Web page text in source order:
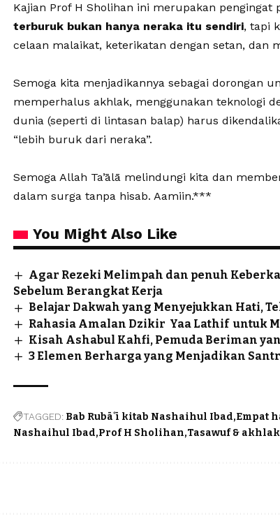
Kajian Prof H Sholihan ini merupakan
terburuk bukan hanya neraka itu sendiri, tapi
celaan malaikat, keterikatan dengan setan, dan
Semoga kita menjadikannya sebagai dorongan
memperhalus akhlak, menggunakan teknologi
dunia (seperti di lintasan balap) harus
“lebih buruk dari neraka”.
Semoga Allah Ta’ālā melindungi kita dan
dalam surga tanpa hisab. Aamiin.***
You Might Also Like
Agar Rezeki Melimpah dan penuh
Sebelum Berangkat Kerja
Belajar Dakwah yang Menyejukkan Hati,
Rahasia Amalan Dzikir Yaa Lathif untuk
Kisah Ashabul Kahfi, Pemuda Beriman
3 Elemen Berharga yang Menjadikan
TAGGED: Bab Rubāʿī kitab Nashaihul Ibad Empat
Nashaihul Ibad Prof H Sholihan Tasawuf &